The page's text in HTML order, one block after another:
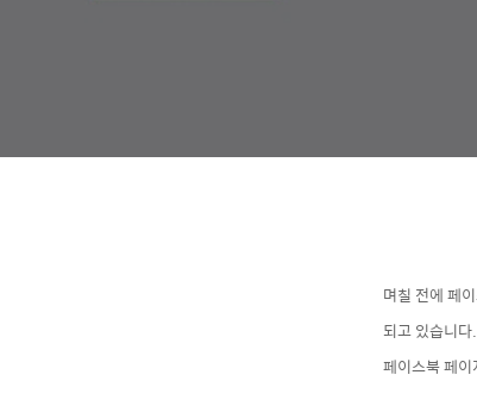
며칠 전에 페
되고 있습니
페이스북 페이